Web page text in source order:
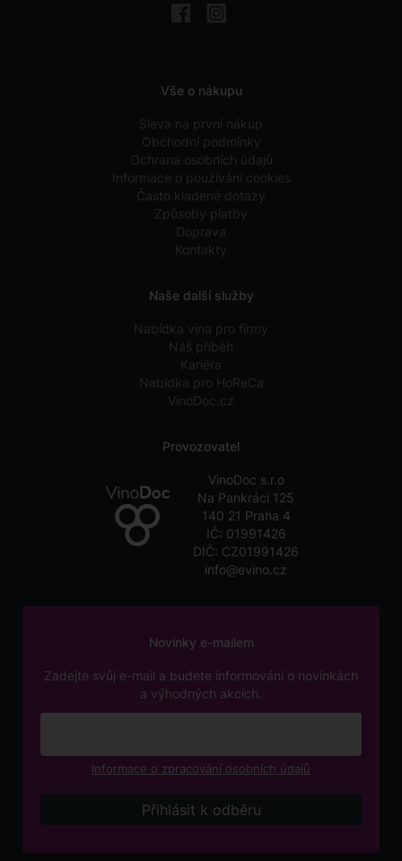
Vše o nákupu
Sleva na první nákup
Obchodní podmínky
Ochrana osobních údajů
Informace o používání cookies
Často kladené dotazy
Způsoby platby
Doprava
Kontakty
Naše další služby
Nabídka vína pro firmy
Náš příběh
Kariéra
Nabídka pro HoReCa
VinoDoc.cz
Provozovatel
VinoDoc s.r.o
Na Pankráci 125
140 21 Praha 4
IČ: 01991426
DIČ: CZ01991426
info@evino.cz
Novinky e-mailem
Zadejte svůj e-mail a budete informováni o novinkách
a výhodných akcích.
Informace o zpracování osobních údajů